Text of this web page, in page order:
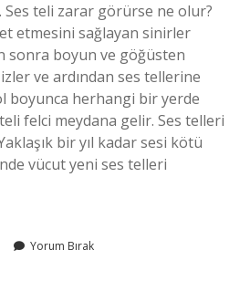
Ses teli zarar görürse ne olur?
etmesini sağlayan sinirler
sonra boyun ve göğüsten
ve ardından ses tellerine
boyunca herhangi bir yerde
felci meydana gelir. Ses telleri
bir yıl kadar sesi kötü
vücut yeni ses telleri
Yorum Bırak